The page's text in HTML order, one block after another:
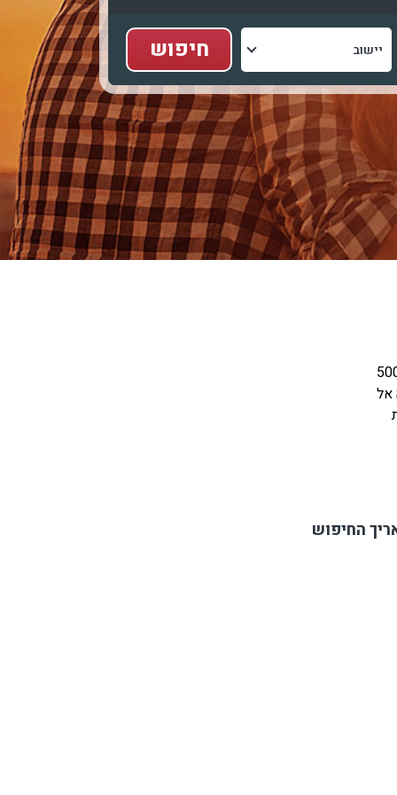
ייחודי השוכן בדרום רמת הגולן, בגובה של כ-500
אל
החיפוש